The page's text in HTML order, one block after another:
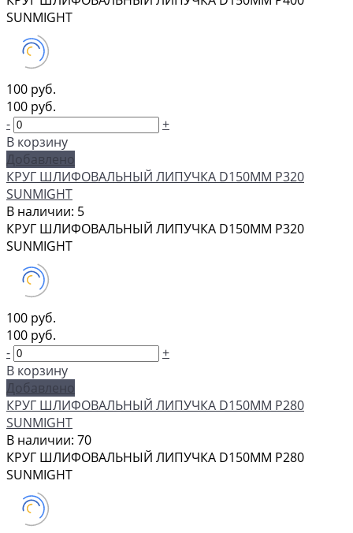
SUNMIGHT
100 руб.
100 руб.
-
+
В корзину
Добавлено
КРУГ ШЛИФОВАЛЬНЫЙ ЛИПУЧКА D150MM P320
SUNMIGHT
В наличии: 5
КРУГ ШЛИФОВАЛЬНЫЙ ЛИПУЧКА D150MM P320
SUNMIGHT
100 руб.
100 руб.
-
+
В корзину
Добавлено
КРУГ ШЛИФОВАЛЬНЫЙ ЛИПУЧКА D150MM P280
SUNMIGHT
В наличии: 70
КРУГ ШЛИФОВАЛЬНЫЙ ЛИПУЧКА D150MM P280
SUNMIGHT